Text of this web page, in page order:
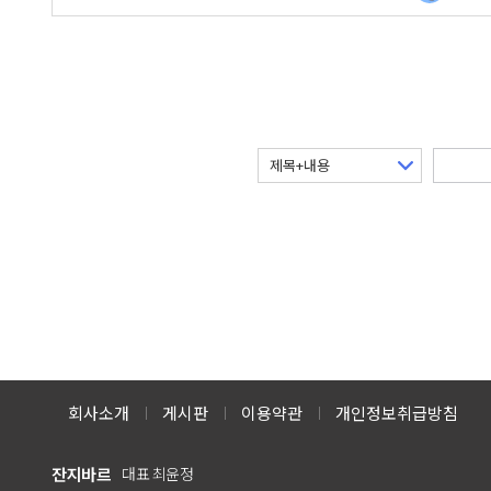
회사소개 게시판 이용약관 개인정보취급방침
잔지바르 대표 최윤정